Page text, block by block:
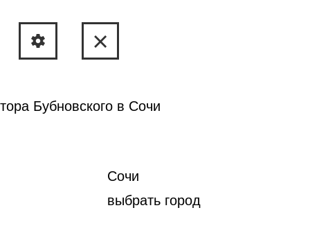
Бубновского в Сочи
Сочи
выбрать город